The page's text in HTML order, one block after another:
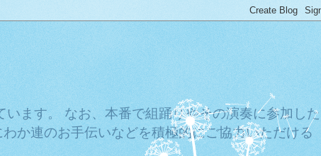
ます。 なお、本番で組踊りやその演奏に参加した
か連のお手伝いなどを積極的にご協力いただける